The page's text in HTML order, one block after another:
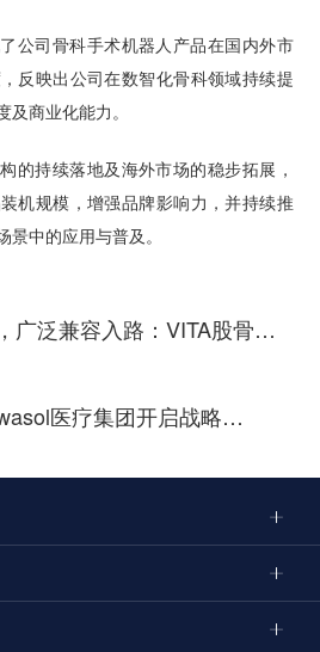
公司骨科手术机器人产品在国内外市
反映出公司在数智化骨科领域持续提
及商业化能力。
的持续落地及海外市场的稳步拓展，
机规模，增强品牌影响力，并持续推
景中的应用与普及。
广泛兼容入路：VITA股骨…
医疗集团开启战略…